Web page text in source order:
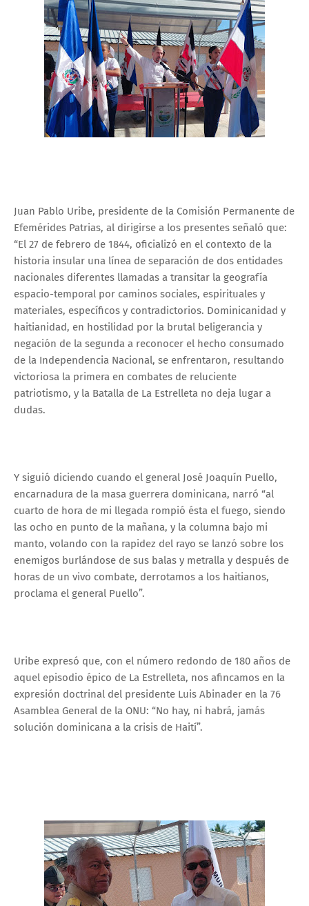
Juan Pablo Uribe, presidente de la Comisión Permanente de
Efemérides Patrias, al dirigirse a los presentes señaló que:
“El 27 de febrero de 1844, oficializó en el contexto de la
historia insular una línea de separación de dos entidades
nacionales diferentes llamadas a transitar la geografía
espacio-temporal por caminos sociales, espirituales y
materiales, específicos y contradictorios. Dominicanidad y
haitianidad, en hostilidad por la brutal beligerancia y
negación de la segunda a reconocer el hecho consumado
de la Independencia Nacional, se enfrentaron, resultando
victoriosa la primera en combates de reluciente
patriotismo, y la Batalla de La Estrelleta no deja lugar a
dudas.
Y siguió diciendo cuando el general José Joaquín Puello,
encarnadura de la masa guerrera dominicana, narró “al
cuarto de hora de mi llegada rompió ésta el fuego, siendo
las ocho en punto de la mañana, y la columna bajo mi
manto, volando con la rapidez del rayo se lanzó sobre los
enemigos burlándose de sus balas y metralla y después de
horas de un vivo combate, derrotamos a los haitianos,
proclama el general Puello”.
Uribe expresó que, con el número redondo de 180 años de
aquel episodio épico de La Estrelleta, nos afincamos en la
expresión doctrinal del presidente Luis Abinader en la 76
Asamblea General de la ONU: “No hay, ni habrá, jamás
solución dominicana a la crisis de Haití”.